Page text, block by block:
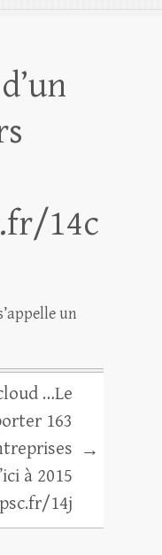
14c
un
…Le
163
à 2015
14j
→